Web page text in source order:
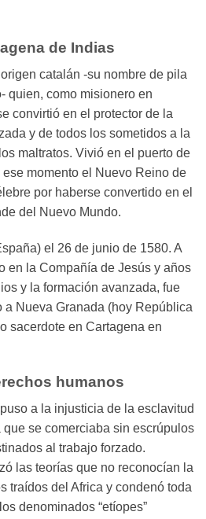
de Indias
catalán -su nombre de pila
quien, como misionero en
convirtió en el protector de la
y de todos los sometidos a la
maltratos. Vivió en el puerto de
momento el Nuevo Reino de
por haberse convertido en el
del Nuevo Mundo.
el 26 de junio de 1580. A
en la Compañía de Jesús y años
y la formación avanzada, fue
Nueva Granada (hoy República
sacerdote en Cartagena en
humanos
a la injusticia de la esclavitud
se comerciaba sin escrúpulos
al trabajo forzado.
las teorías que no reconocían la
traídos del Africa y condenó toda
denominados “etíopes”